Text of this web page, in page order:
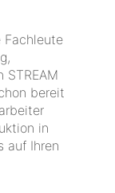
Fachleute
STREAM
bereit
in
auf Ihren